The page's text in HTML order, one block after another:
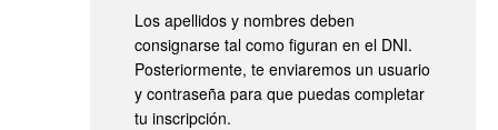
Los apellidos y nombres deben
consignarse tal como figuran en el DNI.
Posteriormente, te enviaremos un usuario
y contraseña para que puedas completar
tu inscripción.